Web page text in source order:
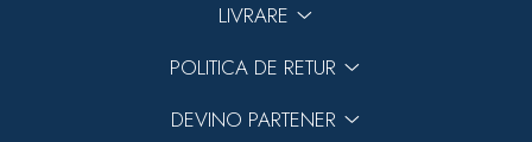
LIVRARE
POLITICA DE RETUR
DEVINO PARTENER